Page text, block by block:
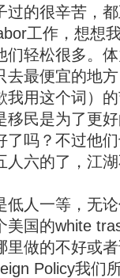
过的很辛苦，
工作，想想
们轻松很多。
去最便宜的地
我用这个词）
移民是为了更
了吗？不过他
人六的了，江
人一等，无论
美国的white
里做的不好或
Policy我们